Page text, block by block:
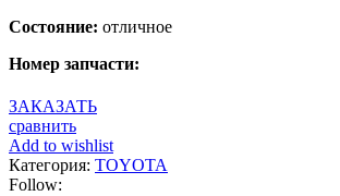
Состояние: отличное
Номер запчасти:
ЗАКАЗАТЬ
сравнить
Add to wishlist
Категория: TOYOTA
Follow: